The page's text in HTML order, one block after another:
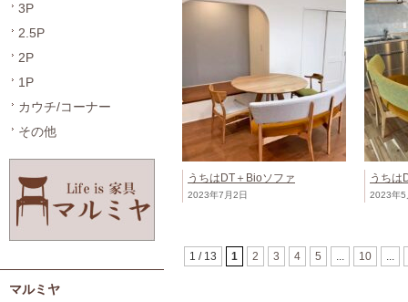
3P
2.5P
2P
1P
カウチ/コーナー
その他
マルミヤ
うちはDT＋Bioソファ
2023年7月2日
うちは
2023年5
1 / 13 1 2 3 4 5 ... 10 ...